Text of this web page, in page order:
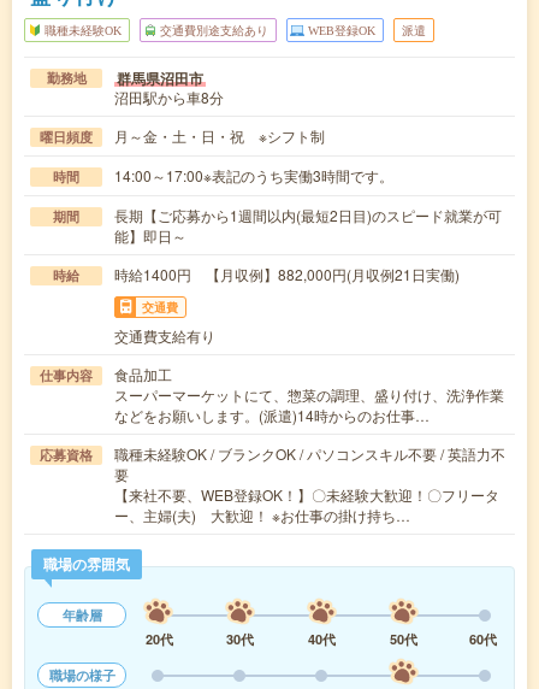
職種未経験OK 交通費別途支給あり WEB登録OK 派遣
勤務地 群馬県沼田市
沼田駅から車8分
曜日頻度 月～金・土・日・祝 ※シフト制
時間 14:00～17:00※表記のうち実働3時間です。
期間
長期【ご応募から1週間以内(最短2日目)のスピード就業が可
能】即日～
時給 時給1400円 【月収例】882,000円(月収例21日実働)
交通費
交通費支給有り
仕事内容
食品加工
スーパーマーケットにて、惣菜の調理、盛り付け、洗浄作業
などをお願いします。(派遣)14時からのお仕事…
応募資格
職種未経験OK / ブランクOK / パソコンスキル不要 / 英語力不
要
【来社不要、WEB登録OK！】〇未経験大歓迎！〇フリータ
ー、主婦(夫) 大歓迎！ ※お仕事の掛け持ち…
職場の雰囲気
年齢層
20代
30代 40代 50代
60代
職場の様子